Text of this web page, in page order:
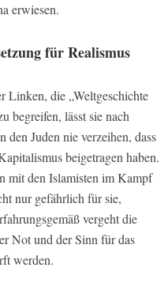
erwiesen.
für Realismus
Linken, die „Weltgeschichte
begreifen, lässt sie nach
den Juden nie verzeihen, dass
beigetragen haben.
mit den Islamisten im Kampf
nur gefährlich für sie,
vergeht die
Not und der Sinn für das
werden.